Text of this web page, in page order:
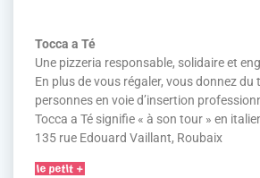
Tocca a Té
Une pizzeria responsable, solidaire et
En plus de vous régaler, vous donnez du
personnes en voie d’insertion
Tocca a Té signifie « à son tour » en
135 rue Edouard Vaillant, Roubaix